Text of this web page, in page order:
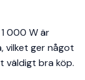
000 W är
vilket ger något
väldigt bra köp.